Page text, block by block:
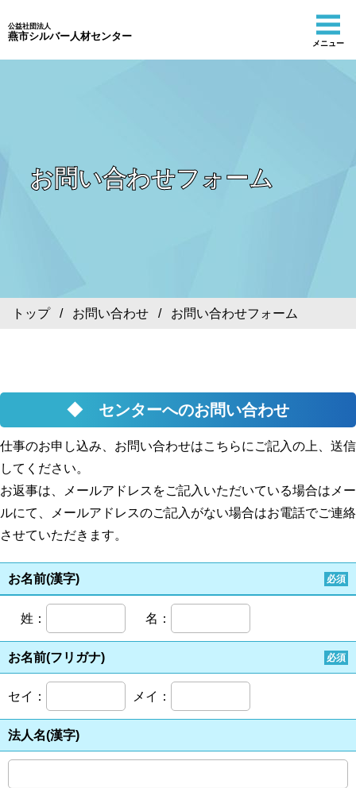
公益社団法人
燕市シルバー人材センター
メニュー
お問い合わせフォーム
トップ/ お問い合わせ / お問い合わせフォーム
◆ センターへのお問い合わせ
仕事のお申し込み、お問い合わせはこちらにご記入の上、送信
してください。
お返事は、メールアドレスをご記入いただいている場合はメー
ルにて、メールアドレスのご記入がない場合はお電話でご連絡
させていただきます。
お名前(漢字) 必須
姓： 名：
お名前(フリガナ) 必須
セイ： メイ：
法人名(漢字)